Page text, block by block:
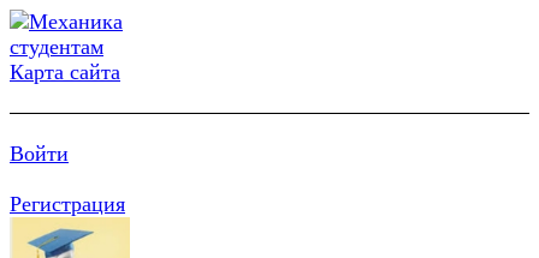
Карта сайта
Войти
Регистрация